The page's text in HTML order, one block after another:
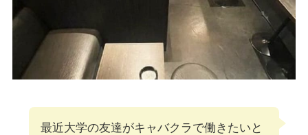
最近大学の友達がキャバクラで働きたいと